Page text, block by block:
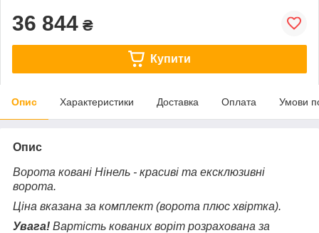
36 844 ₴
Купити
Опис Характеристики Доставка Оплата Умови
Опис
Ворота ковані Нінель - красиві та ексклюзивні
ворота.
Ціна вказана за комплект (ворота плюс хвіртка).
Увага! Вартість кованих воріт розрахована за